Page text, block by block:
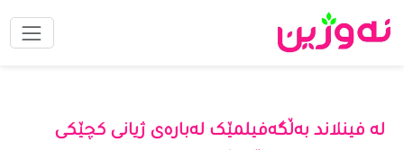
لە فینلاند بەڵگەفیلمێک لەبارەی ژیانی کچێکی